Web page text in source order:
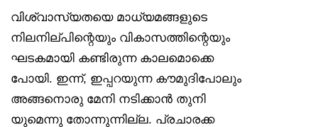
വിശ്വാസ്യതയെ മാധ്യമങ്ങളുടെ
നിലനില്പിന്റെയും വികാസത്തിന്റെയും
ഘടകമായി കണ്ടിരുന്ന കാലമൊക്കെ
പോയി. ഇന്ന്, ഇപ്പറയുന്ന കൗമുദിപോലും
അങ്ങനൊരു മേനി നടിക്കാൻ തുനി
യുമെന്നു തോന്നുന്നില്ല. പ്രചാരക്ക